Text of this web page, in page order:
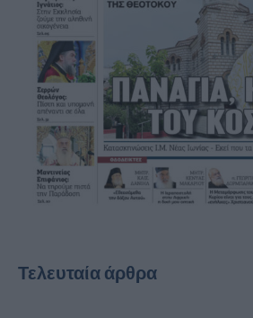
Τελευταία άρθρα